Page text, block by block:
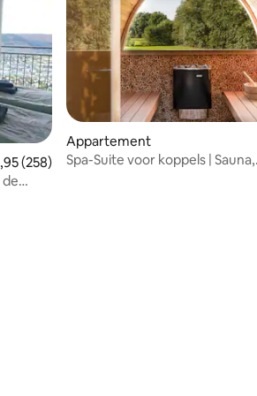
beoordeling van 4,95 uit 5, 258
(258)
Appartement
Spa-Suite voor koppels | Sauna,